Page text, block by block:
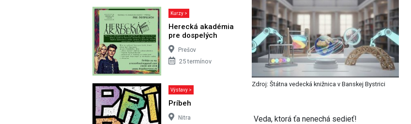
Kurzy >
Herecká akadémia
pre dospelých
Prešov
25 termínov
Výstavy >
Príbeh
Nitra
Zdroj: Štátna vedecká knižnica v Banskej Bystrici
Veda, ktorá ťa nenechá sedieť!